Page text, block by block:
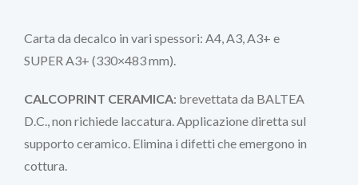
Carta da decalco in vari spessori: A4, A3, A3+ e
SUPER A3+ (330×483 mm).
CALCOPRINT CERAMICA: brevettata da BALTEA
D.C., non richiede laccatura. Applicazione diretta sul
supporto ceramico. Elimina i difetti che emergono in
cottura.